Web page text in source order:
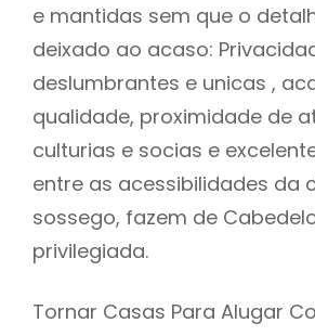
e mantidas sem que o
deixado ao acaso:
deslumbrantes e unicas ,
qualidade, proximidade de
culturias e socias e
entre as acessibilidades da
sossego, fazem de
privilegiada.
Tornar Casas Para Alugar